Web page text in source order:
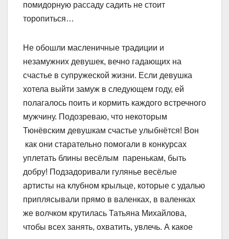
помидорную рассаду садить не стоит
торопиться…
Не обошли масленичные традиции и
незамужних девушек, вечно гадающих на
счастье в супружеской жизни. Если девушка
хотела выйти замуж в следующем году, ей
полагалось поить и кормить каждого встречного
мужчину. Подозреваю, что некоторым
Тюнёвским девушкам счастье улыбнётся! Вон
как они старательно помогали в конкурсах
уплетать блины весёлым паренькам, быть
добру! Подзадоривали гулянье весёлые
артисты на клубном крыльце, которые с удалью
приплясывали прямо в валенках, в валенках
же волчком крутилась Татьяна Михайлова,
чтобы всех занять, охватить, увлечь. А какое